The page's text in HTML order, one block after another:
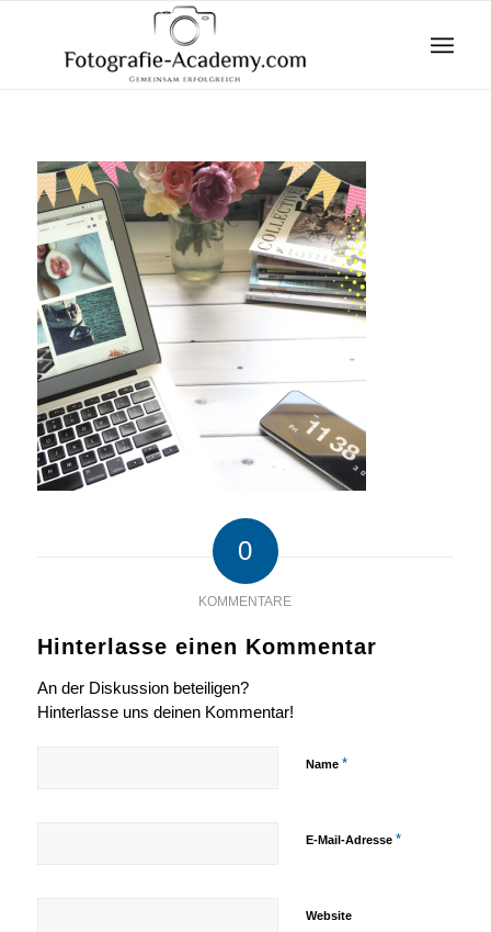
0
KOMMENTARE
Hinterlasse einen Kommentar
An der Diskussion beteiligen?
Hinterlasse uns deinen Kommentar!
Name *
E-Mail-Adresse *
Website